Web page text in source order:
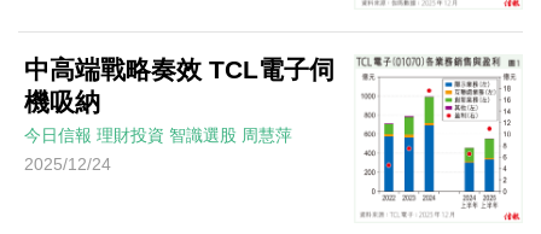
中高端戰略奏效 TCL電子伺
機吸納
今日信報 理財投資 智識選股 周慧萍
2025/12/24